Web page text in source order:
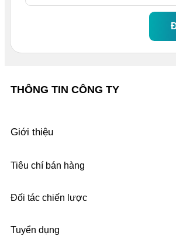
THÔNG TIN CÔNG TY
Giới thiệu
Tiêu chí bán hàng
Đối tác chiến lược
Tuyển dụng